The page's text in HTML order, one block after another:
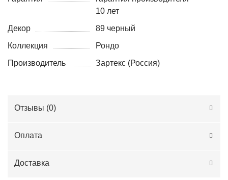
10 лет
Декор
89 черный
Коллекция
Рондо
Производитель
Зартекс (Россия)
Отзывы (0)
Оплата
Доставка